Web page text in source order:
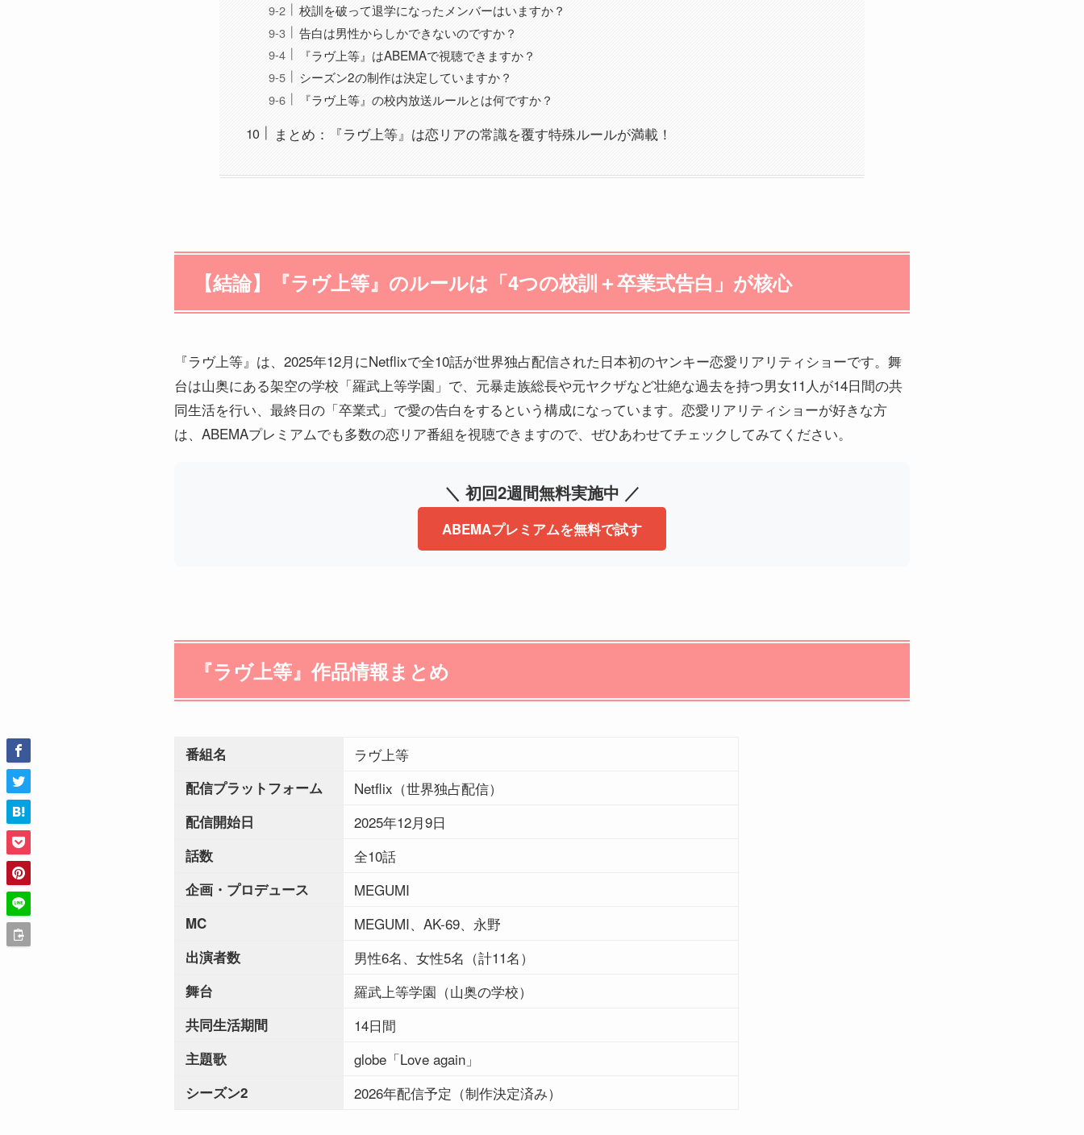
校訓を破って退学になったメンバーはいますか？
告白は男性からしかできないのですか？
『ラヴ上等』はABEMAで視聴できますか？
シーズン2の制作は決定していますか？
『ラヴ上等』の校内放送ルールとは何ですか？
まとめ：『ラヴ上等』は恋リアの常識を覆す特殊ルールが満載！
【結論】『ラヴ上等』のルールは「4つの校訓＋卒業式告白」が核心
『ラヴ上等』は、2025年12月にNetflixで全10話が世界独占配信された日本初のヤンキー恋愛リアリティショーです。舞
台は山奥にある架空の学校「羅武上等学園」で、元暴走族総長や元ヤクザなど壮絶な過去を持つ男女11人が14日間の共
同生活を行い、最終日の「卒業式」で愛の告白をするという構成になっています。恋愛リアリティショーが好きな方
は、ABEMAプレミアムでも多数の恋リア番組を視聴できますので、ぜひあわせてチェックしてみてください。
＼ 初回2週間無料実施中 ／
ABEMAプレミアムを無料で試す
『ラヴ上等』作品情報まとめ
番組名 ラヴ上等
配信プラットフォーム Netflix（世界独占配信）
配信開始日 2025年12月9日
話数 全10話
企画・プロデュース MEGUMI
MC MEGUMI、AK-69、永野
出演者数 男性6名、女性5名（計11名）
舞台 羅武上等学園（山奥の学校）
共同生活期間 14日間
主題歌 globe「Love again」
シーズン2 2026年配信予定（制作決定済み）